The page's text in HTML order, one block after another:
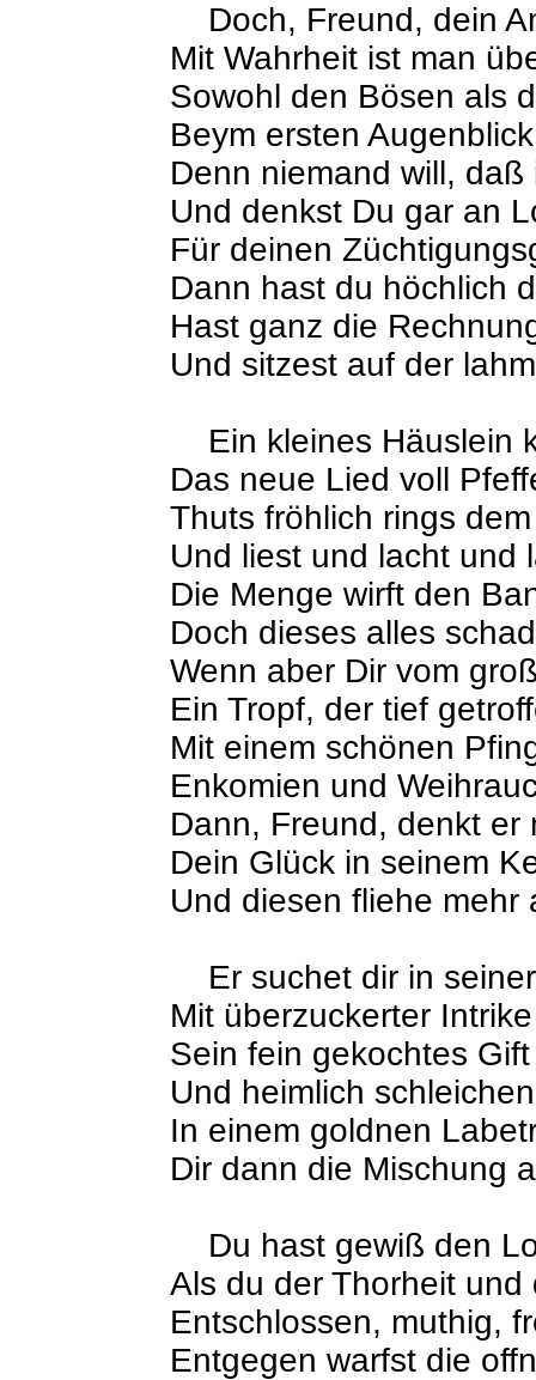
Doch, Freund, dein
Mit Wahrheit ist man
Sowohl den Bösen als
Beym ersten
Denn niemand will,
Und denkst Du gar an
Für deinen
Dann hast du höchlich
Hast ganz die
Und sitzest auf der
Ein kleines Häuslein
Das neue Lied voll
Thuts fröhlich rings
Und liest und lacht und
Die Menge wirft den
Doch dieses alles
Wenn aber Dir vom
Ein Tropf, der tief
Mit einem schönen
Enkomien und
Dann, Freund, denkt er
Dein Glück in seinem
Und diesen fliehe mehr
Er suchet dir in
Mit überzuckerter Intrike
Sein fein gekochtes
Und heimlich
In einem goldnen
Dir dann die Mischung
Du hast gewiß den
Als du der Thorheit und
Entschlossen, muthig,
Entgegen warfst die